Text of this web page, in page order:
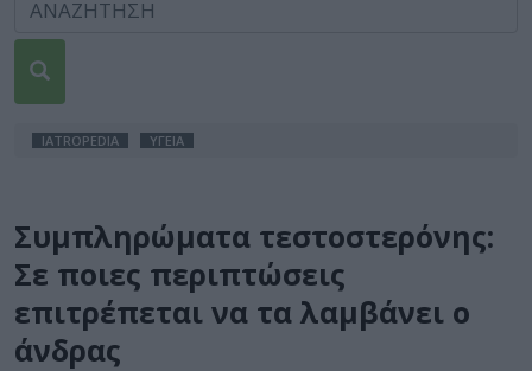
IATROPEDIA ΥΓΕΙΑ
Συμπληρώματα τεστοστερόνης:
Σε ποιες περιπτώσεις
επιτρέπεται να τα λαμβάνει ο
άνδρας